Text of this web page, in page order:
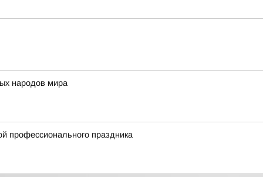
народов мира
профессионального праздника